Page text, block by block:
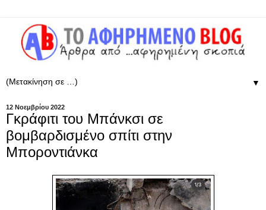
▼
12 Νοεμβρίου 2022
Γκράφιτι του Μπάνκσι σε
βομβαρδισμένο σπίτι στην
Μποροντιάνκα